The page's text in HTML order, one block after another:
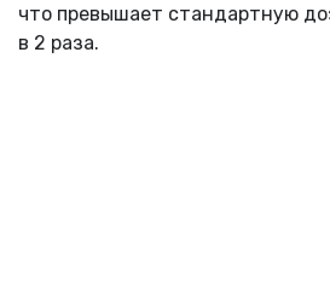
что превышает стандартную
в 2 раза.